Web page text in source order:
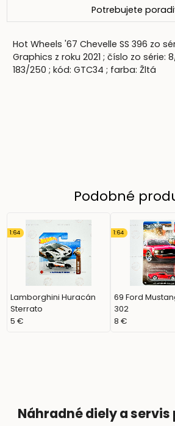
Potrebujete
Hot Wheels '67 Chevelle SS 396 zo
Graphics z roku 2021 ; číslo zo série:
183/250 ; kód: GTC34 ; farba: Žltá
Podobné
Lamborghini Huracán
Sterrato
1:64
5 €
69 Ford
302
1:64
8 €
Náhradné diely a servis